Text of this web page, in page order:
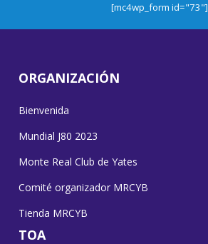
[mc4wp_form id="73"]
ORGANIZACIÓN
Bienvenida
Mundial J80 2023
Monte Real Club de Yates
Comité organizador MRCYB
Tienda MRCYB
TOA